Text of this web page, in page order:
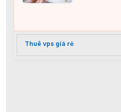
Thuê vps giá rẻ